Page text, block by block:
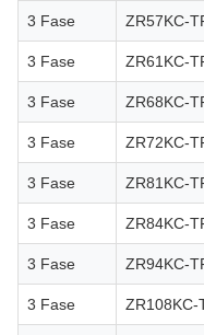
3 Fase ZR57KC-
3 Fase ZR61KC-
3 Fase ZR68KC-
3 Fase ZR72KC-
3 Fase ZR81KC-
3 Fase ZR84KC-
3 Fase ZR94KC-
3 Fase ZR108KC-